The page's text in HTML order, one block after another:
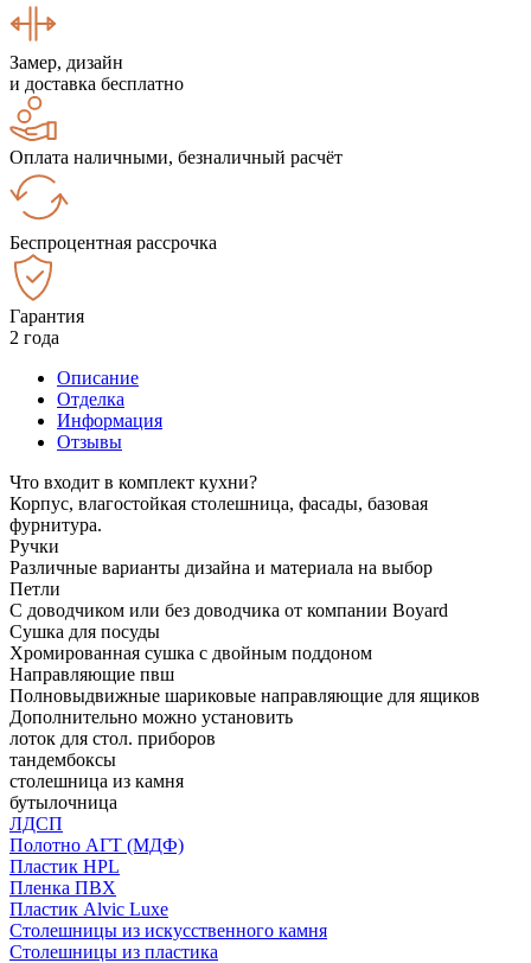
Замер, дизайн
и доставка бесплатно
Оплата наличными, безналичный расчёт
Беспроцентная рассрочка
Гарантия
2 года
Описание
Отделка
Информация
Отзывы
Что входит в комплект кухни?
Корпус, влагостойкая столешница, фасады, базовая
фурнитура.
Ручки
Различные варианты дизайна и материала на выбор
Петли
С доводчиком или без доводчика от компании Boyard
Сушка для посуды
Хромированная сушка с двойным поддоном
Направляющие пвш
Полновыдвижные шариковые направляющие для ящиков
Дополнительно можно установить
лоток для стол. приборов
тандембоксы
столешница из камня
бутылочница
ЛДСП
Полотно АГТ (МДФ)
Пластик HPL
Пленка ПВХ
Пластик Alvic Luxe
Столешницы из искусственного камня
Столешницы из пластика